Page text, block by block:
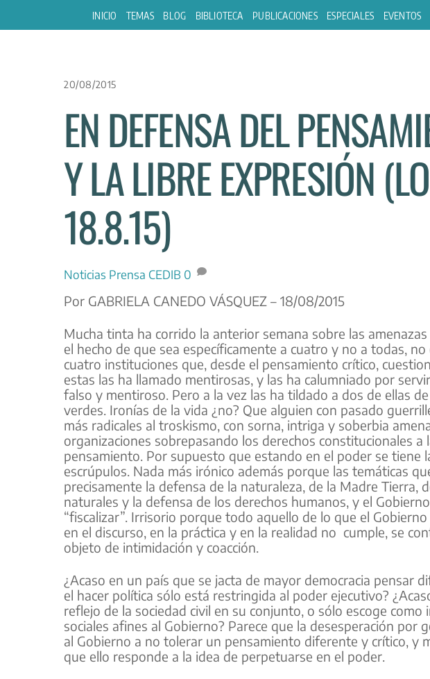
INICIO TEMAS BLOG BIBLIOTECA PUBLICACIONES ESPECIALES EVENTOS
20/08/2015
EN DEFENSA DEL
Y LA LIBRE EXPRESIÓN
18.8.15)
Noticias Prensa CEDIB 0
Por GABRIELA CANEDO VÁSQUEZ – 18/08/2015
Mucha tinta ha corrido la anterior semana sobre las
el hecho de que sea específicamente a cuatro y no a todas,
cuatro instituciones que, desde el pensamiento crítico,
estas las ha llamado mentirosas, y las ha calumniado por
falso y mentiroso. Pero a la vez las ha tildado a dos de ellas
verdes. Ironías de la vida ¿no? Que alguien con pasado
más radicales al troskismo, con sorna, intriga y soberbia
organizaciones sobrepasando los derechos constitucionales a
pensamiento. Por supuesto que estando en el poder se tiene
escrúpulos. Nada más irónico además porque las temáticas
precisamente la defensa de la naturaleza, de la Madre Tierra,
naturales y la defensa de los derechos humanos, y el
“fiscalizar”. Irrisorio porque todo aquello de lo que el
en el discurso, en la práctica y en la realidad no cumple, se
objeto de intimidación y coacción.
¿Acaso en un país que se jacta de mayor democracia pensar
el hacer política sólo está restringida al poder ejecutivo?
reflejo de la sociedad civil en su conjunto, o sólo escoge
sociales afines al Gobierno? Parece que la desesperación por
al Gobierno a no tolerar un pensamiento diferente y crítico, y
que ello responde a la idea de perpetuarse en el poder.